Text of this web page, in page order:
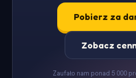
Pobierz za
Zobacz
Zaufało nam ponad 5 000